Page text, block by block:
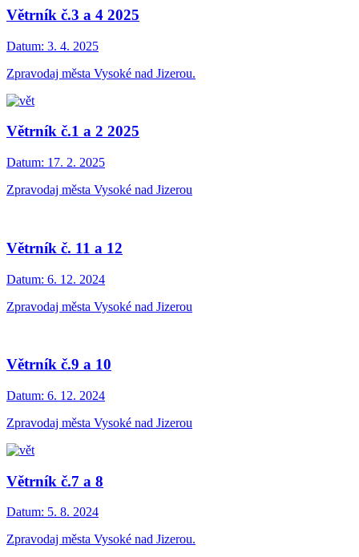
Větrník č.3 a 4 2025
Datum: 3. 4. 2025
Zpravodaj města Vysoké nad Jizerou.
Větrník č.1 a 2 2025
Datum: 17. 2. 2025
Zpravodaj města Vysoké nad Jizerou
Větrník č. 11 a 12
Datum: 6. 12. 2024
Zpravodaj města Vysoké nad Jizerou
Větrník č.9 a 10
Datum: 6. 12. 2024
Zpravodaj města Vysoké nad Jizerou
Větrník č.7 a 8
Datum: 5. 8. 2024
Zpravodaj města Vysoké nad Jizerou.